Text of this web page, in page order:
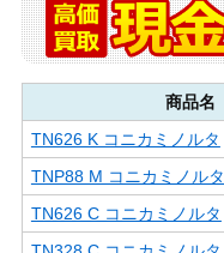
商品名
TN626 K コニカミノルタ
TNP88 M コニカミノルタ
TN626 C コニカミノルタ